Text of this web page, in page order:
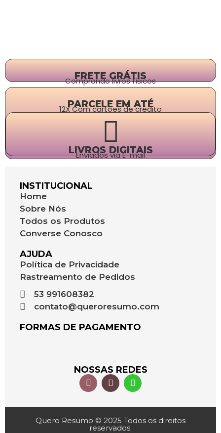
FRETE GRÁTIS
Comprando livros físicos
PARCELE EM ATÉ
12X Com cartões de crédito
LIVROS DIGITAIS
Enviados via E-mail
INSTITUCIONAL
Home
Sobre Nós
Todos os Produtos
Converse Conosco
AJUDA
Política de Privacidade
Rastreamento de Pedidos
53 991608382
contato@queroresumo.com
FORMAS DE PAGAMENTO
NOSSAS REDES
Quero Resumo © 2025 Todos os direitos
reservados.